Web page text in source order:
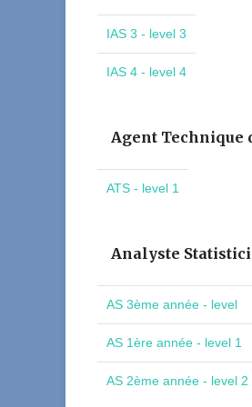
IAS 3 - level 3
IAS 4 - level 4
Agent Technique
ATS - level 1
Analyste
AS 3ème année - level
AS 1ère année - level 1
AS 2ème année - level 2